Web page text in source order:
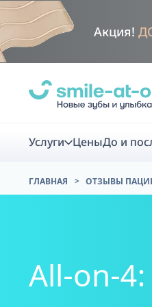
Акция!
Услуги ЦеныДо и
ГЛАВНАЯ ОТЗЫВЫ
All-on-